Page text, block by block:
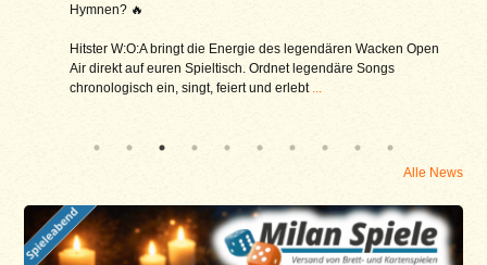
Hymnen? 🔥
Hitster W:O:A bringt die Energie des legendären Wacken Open
Air direkt auf euren Spieltisch. Ordnet legendäre Songs
chronologisch ein, singt, feiert und erlebt
Alle News